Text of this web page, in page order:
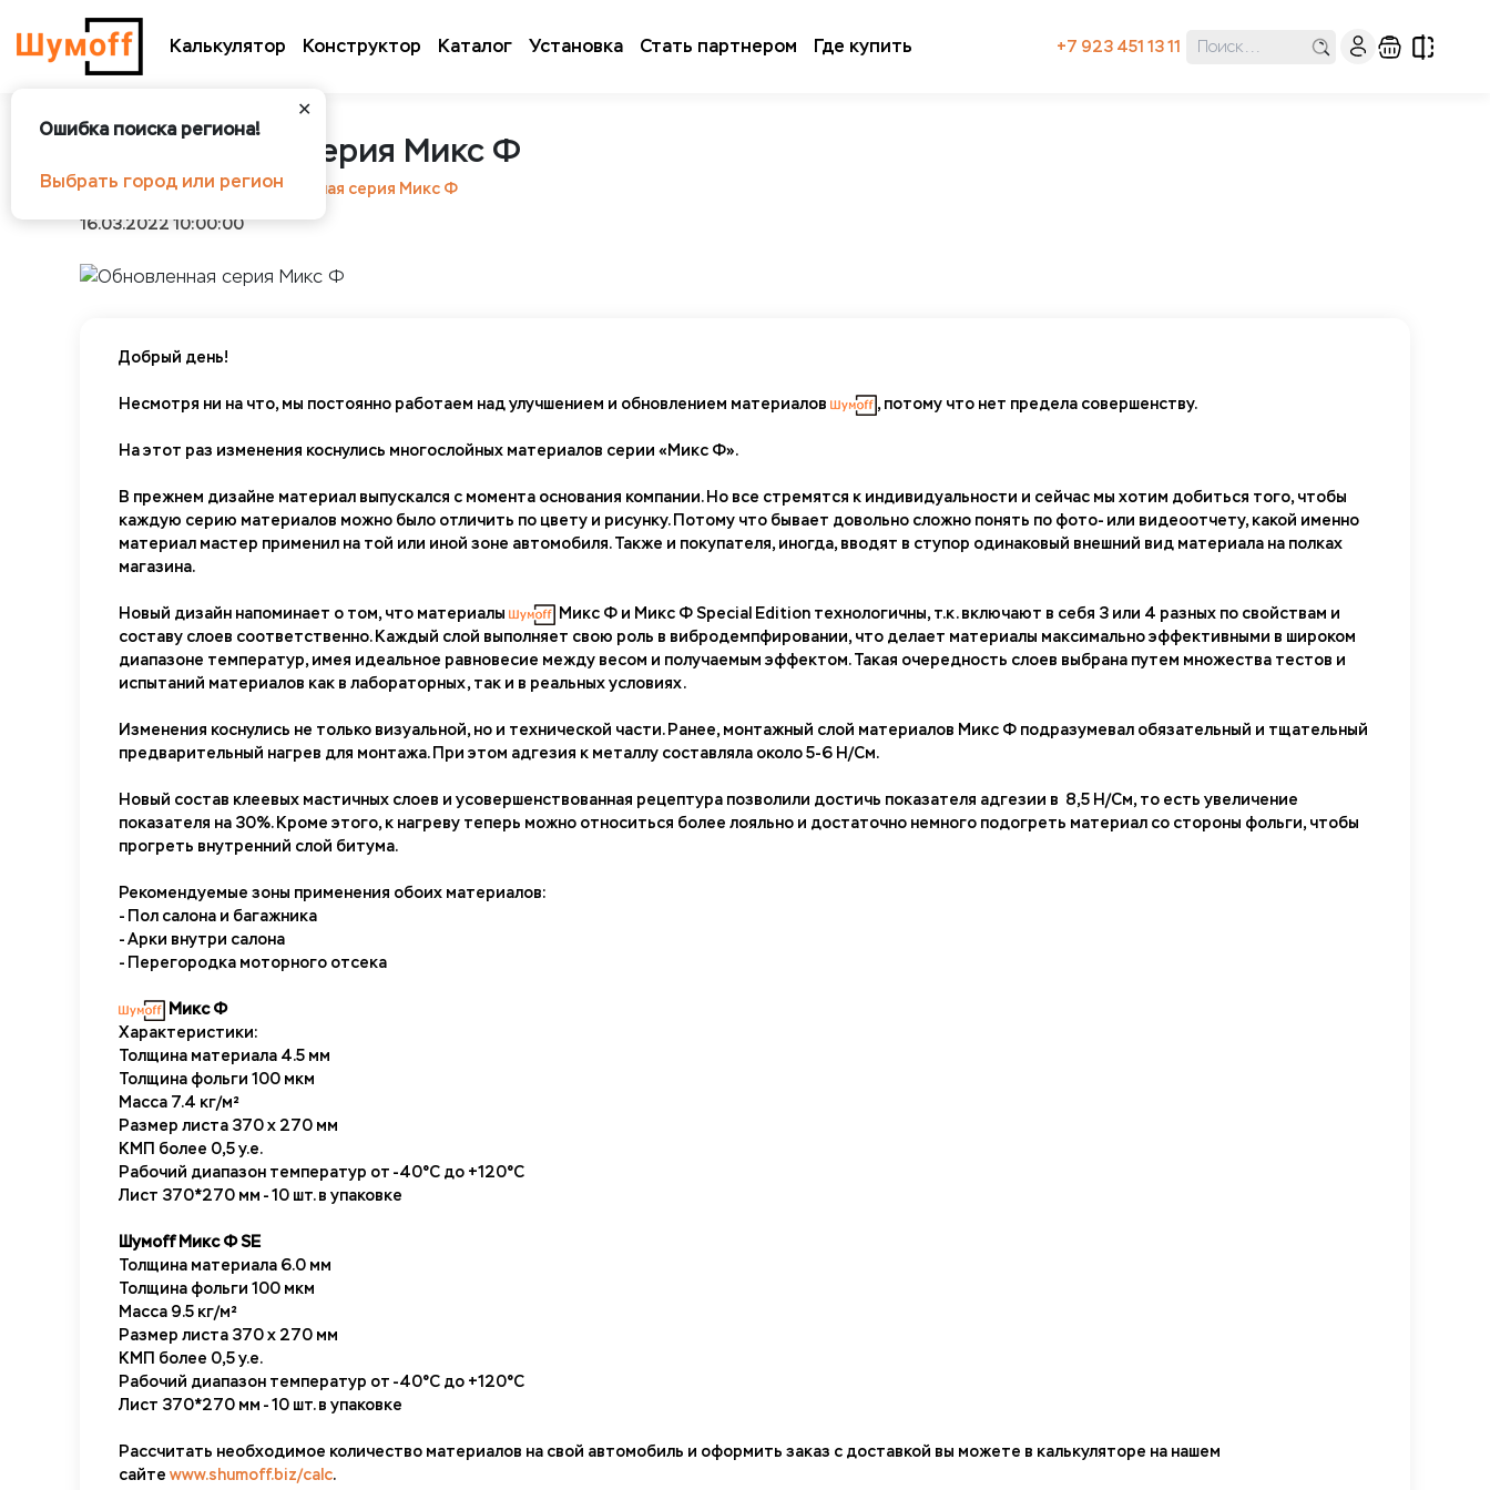
Калькулятор Конструктор Каталог Установка Стать партнером Где купить +7 923 451 13 11
✕
Ошибка поиска региона!
Выбрать город или регион
Обновленная серия Микс Ф
Шумоff Новости
Обновленная серия Микс Ф
16.03.2022 10:00:00
Добрый день!
Несмотря ни на что, мы постоянно работаем над улучшением и обновлением материалов , потому что нет предела совершенству.
На этот раз изменения коснулись многослойных материалов серии «Микс Ф».
В прежнем дизайне материал выпускался с момента основания компании. Но все стремятся к индивидуальности и сейчас мы хотим добиться того, чтобы
каждую серию материалов можно было отличить по цвету и рисунку. Потому что бывает довольно сложно понять по фото- или видеоотчету, какой именно
материал мастер применил на той или иной зоне автомобиля. Также и покупателя, иногда, вводят в ступор одинаковый внешний вид материала на полках
магазина.
Новый дизайн напоминает о том, что материалы
Микс Ф и Микс Ф Special Edition технологичны, т.к. включают в себя 3 или 4 разных по свойствам и
составу слоев соответственно. Каждый слой выполняет свою роль в вибродемпфировании, что делает материалы максимально эффективными в широком
диапазоне температур, имея идеальное равновесие между весом и получаемым эффектом. Такая очередность слоев выбрана путем множества тестов и
испытаний материалов как в лабораторных, так и в реальных условиях.
Изменения коснулись не только визуальной, но и технической части. Ранее, монтажный слой материалов Микс Ф подразумевал обязательный и тщательный
предварительный нагрев для монтажа. При этом адгезия к металлу составляла около 5-6 Н/См.
Новый состав клеевых мастичных слоев и усовершенствованная рецептура позволили достичь показателя адгезии в 8,5 Н/См, то есть увеличение
показателя на 30%. Кроме этого, к нагреву теперь можно относиться более лояльно и достаточно немного подогреть материал со стороны фольги, чтобы
прогреть внутренний слой битума.
Рекомендуемые зоны применения обоих материалов:
- Пол салона и багажника
- Арки внутри салона
- Перегородка моторного отсека
Микс Ф
Характеристики:
Толщина материала 4.5 мм
Толщина фольги 100 мкм
Масса 7.4 кг/м²
Размер листа 370 х 270 мм
КМП более 0,5 у.е.
Рабочий диапазон температур от -40°С до +120°С
Лист 370*270 мм - 10 шт. в упаковке
Шумоff Микс ФSE
Толщина материала 6.0 мм
Толщина фольги 100 мкм
Масса 9.5 кг/м²
Размер листа 370 х 270 мм
КМП более 0,5 у.е.
Рабочий диапазон температур от -40°С до +120°С
Лист 370*270 мм - 10 шт. в упаковке
Рассчитать необходимое количество материалов на свой автомобиль и оформить заказ с доставкой вы можете в калькуляторе на нашем
сайте www.shumoff.biz/calc.